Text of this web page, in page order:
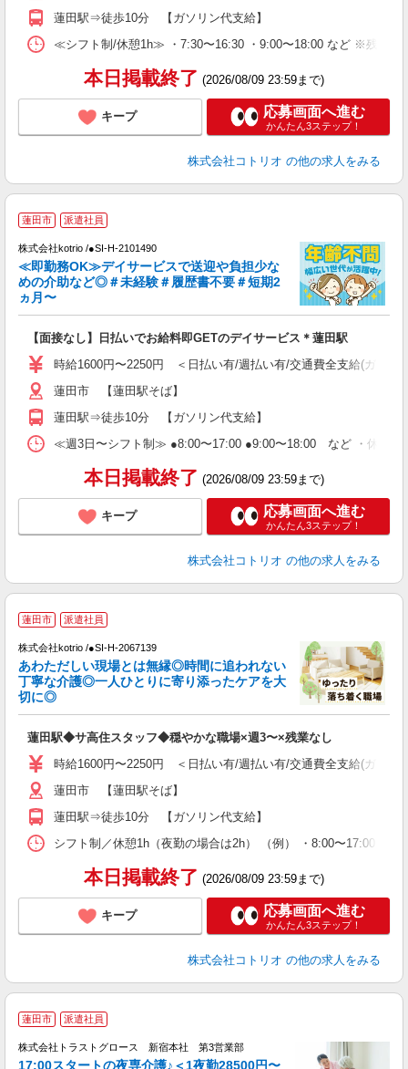
蓮田駅⇒徒歩10分 【ガソリン代支給】
≪シフト制/休憩1h≫ ・7:30〜16:30 ・9:00〜18:00 など ※残業な
本日掲載終了 (2026/08/09 23:59まで)
キープ 応募画面へ進む
かんたん3ステップ！
株式会社コトリオ の他の求人をみる
蓮田市 派遣社員
株式会社kotrio /●SI-H-2101490
≪即勤務OK≫デイサービスで送迎や負担少な
めの介助など◎＃未経験＃履歴書不要＃短期2
ヵ月〜
【面接なし】日払いでお給料即GETのデイサービス＊蓮田駅
時給1600円〜2250円 ＜日払い有/週払い有/交通費全支給(ガソリ
蓮田市 【蓮田駅そば】
蓮田駅⇒徒歩10分 【ガソリン代支給】
≪週3日〜シフト制≫ ●8:00〜17:00 ●9:00〜18:00 など ・休憩1
本日掲載終了 (2026/08/09 23:59まで)
キープ 応募画面へ進む
かんたん3ステップ！
株式会社コトリオ の他の求人をみる
蓮田市 派遣社員
株式会社kotrio /●SI-H-2067139
あわただしい現場とは無縁◎時間に追われない
丁寧な介護◎一人ひとりに寄り添ったケアを大
切に◎
蓮田駅◆サ高住スタッフ◆穏やかな職場×週3〜×残業なし
時給1600円〜2250円 ＜日払い有/週払い有/交通費全支給(ガソリ
蓮田市 【蓮田駅そば】
蓮田駅⇒徒歩10分 【ガソリン代支給】
シフト制／休憩1h（夜勤の場合は2h） （例） ・8:00〜17:00 ・
本日掲載終了 (2026/08/09 23:59まで)
キープ 応募画面へ進む
かんたん3ステップ！
株式会社コトリオ の他の求人をみる
蓮田市 派遣社員
株式会社トラストグロース 新宿本社 第3営業部
17:00スタートの夜専介護♪＜1夜勤28500円〜